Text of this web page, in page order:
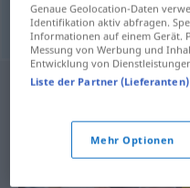
prickeln bridjeti
Genaue Geolocation-Daten
Identifikation aktiv abfragen.
Informationen auf einem Gerät.
Messung von Werbung und
Entwicklung von
Liste der Partner (Lieferanten)
Mehr Optionen